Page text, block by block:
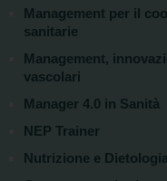
Management per il
sanitarie
Management,
vascolari
Manager 4.0 in Sanità
NEP Trainer
Nutrizione e Dietologia